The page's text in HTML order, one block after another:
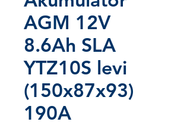
AGM 12V
8.6Ah SLA
YTZ10S levi
(150x87x93)
190A